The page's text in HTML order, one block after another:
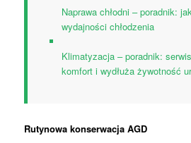
Naprawa chłodni – poradnik:
wydajności chłodzenia
Klimatyzacja – poradnik:
komfort i wydłuża żywotność
Rutynowa konserwacja AGD